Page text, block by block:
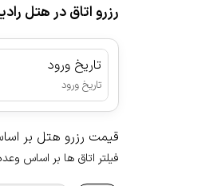
رزرو اتاق در هتل
تاریخ ورود
تاریخ ورود
قیمت رزرو هتل بر
فیلتر اتاق ها بر اساس